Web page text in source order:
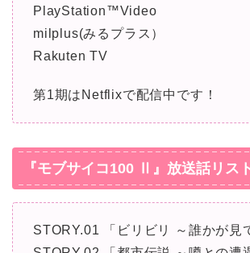
PlayStation™Video
milplus(みるプラス）
Rakuten TV
第1期はNetflixで配信中です！
『モブサイコ100 Ⅱ』放送話リス
STORY.01 「ビリビリ ～誰かが見